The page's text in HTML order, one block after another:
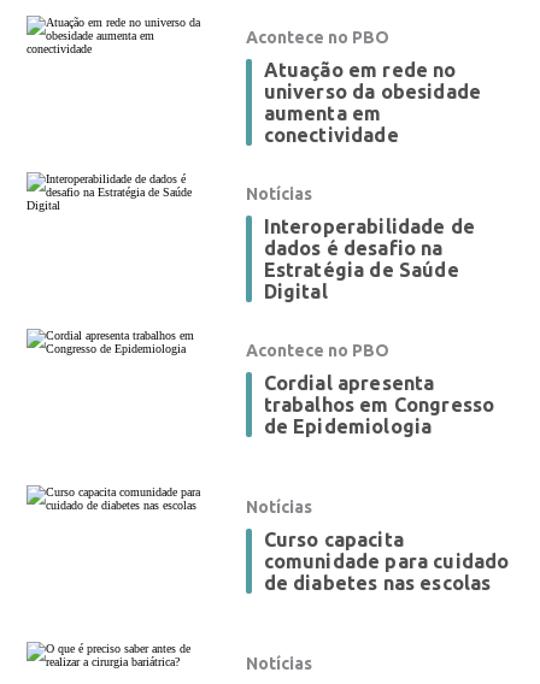
Acontece no PBO
Atuação em rede no
universo da obesidade
aumenta em
conectividade
Notícias
Interoperabilidade de
dados é desafio na
Estratégia de Saúde
Digital
Acontece no PBO
Cordial apresenta
trabalhos em Congresso
de Epidemiologia
Notícias
Curso capacita
comunidade para cuidado
de diabetes nas escolas
Notícias